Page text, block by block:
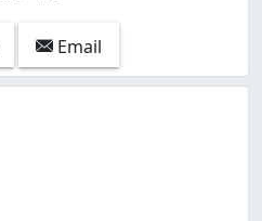
Email